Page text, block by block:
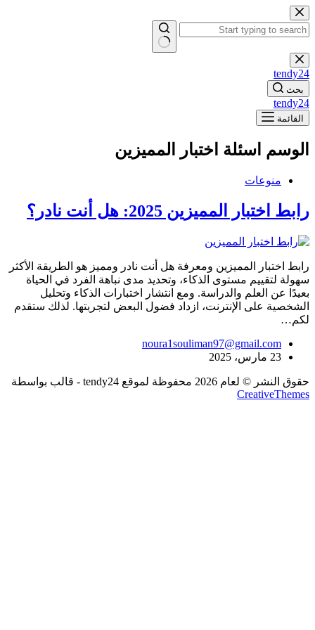
التجاوز
إلى
المحتوى
لا
توجد
نتائج
tendy24
بحث
tendy24
القائمة
الوسم اسئلة اختبار المميزين
منوعات
رابط اختبار المميزين 2025: هل أنت نادر؟
رابط اختبار المميزين ومعرفة هل أنت نادر ومميز هو الطريقة الأكثر
سهولة لتقييم مستوى الذكاء، وتحديد مدى نباهة الفرد في الحياة
بعيدًا عن العلم والدراسة. ومع انتشار اختبارات الذكاء وتحليل
الشخصية على الإنترنت، ازداد فضول البعض لتجربتها. لذلك ستقدم
لكم…
noura1souliman97@gmail.com
23 مارس، 2025
حقوق النشر © لعام 2026 محفوظة لموقع tendy24 - قالب بواسطة
CreativeThemes